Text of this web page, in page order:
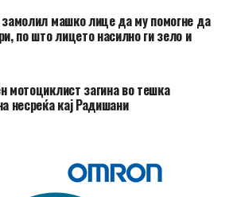
замолил машко лице да му помогне да
по што лицето насилно ги зело и
мотоциклист загина во тешка
несреќа кај Радишани